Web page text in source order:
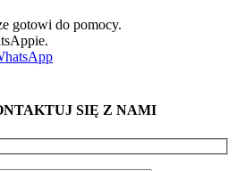
gotowi do pomocy.
SIĘ Z NAMI